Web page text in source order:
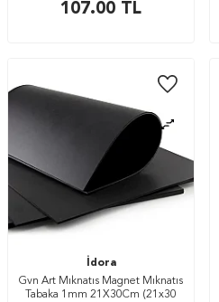
107.00 TL
İdora
Gvn Art Mıknatıs Magnet Mıknatıs
Tabaka 1mm 21X30Cm (21x30